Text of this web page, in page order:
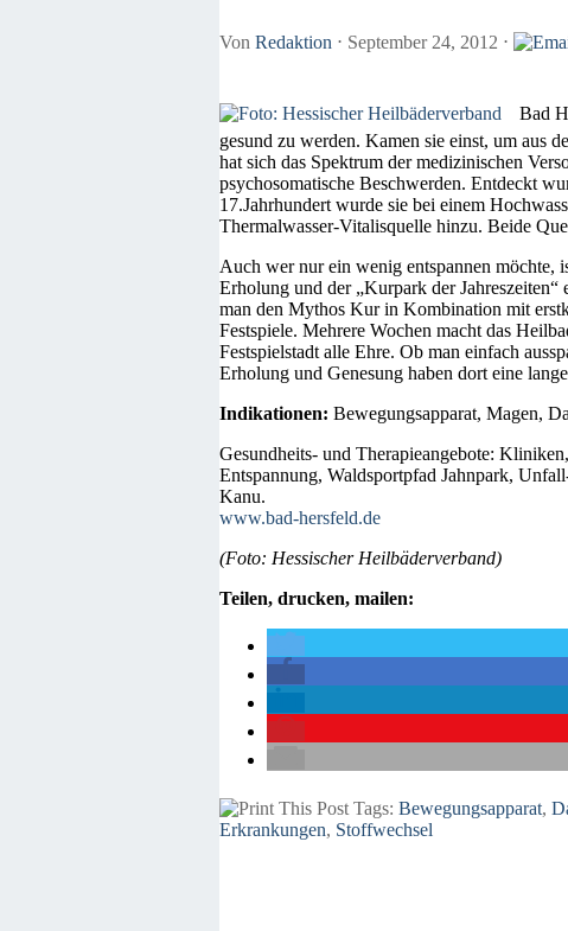
Von Redaktion ⋅ September 24, 2012 ⋅
Bad
gesund zu werden. Kamen sie einst, um aus
hat sich das Spektrum der medizinischen
psychosomatische Beschwerden. Entdeckt
17.Jahrhundert wurde sie bei einem
Thermalwasser-Vitalisquelle hinzu. Beide
Auch wer nur ein wenig entspannen möchte,
Erholung und der „Kurpark der
man den Mythos Kur in Kombination mit
Festspiele. Mehrere Wochen macht das
Festspielstadt alle Ehre. Ob man einfach
Erholung und Genesung haben dort eine
Indikationen: Bewegungsapparat, Magen,
Gesundheits- und Therapieangebote:
Entspannung, Waldsportpfad Jahnpark,
Kanu.
www.bad-hersfeld.de
(Foto: Hessischer Heilbäderverband)
Teilen, drucken, mailen:
Tags:Bewegungsapparat,
Erkrankungen, Stoffwechsel